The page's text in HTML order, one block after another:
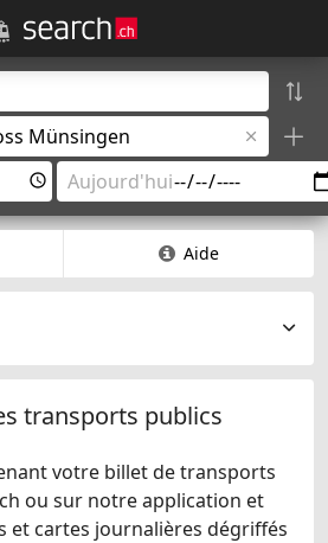
Aide
transports publics
votre billet de transports
ou sur notre application et
et cartes journalières dégriffés